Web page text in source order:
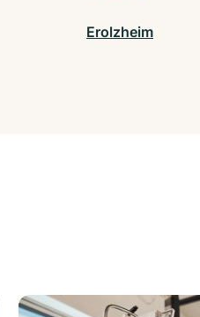
Erolzheim